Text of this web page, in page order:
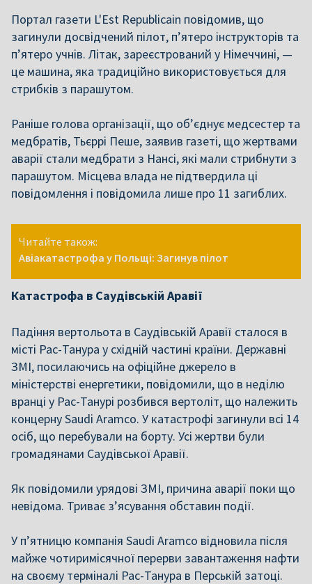
Портал газети L'Est Republicain повідомив, що
загинули досвідчений пілот, п’ятеро інструкторів та
п’ятеро учнів. Літак, зареєстрований у Німеччині, —
це машина, яка традиційно використовується для
стрибків з парашутом.
Раніше голова організації, що об’єднує медсестер та
медбратів, Тьєррі Пеше, заявив газеті, що жертвами
аварії стали медбрати з Нансі, які мали стрибнути з
парашутом. Місцева влада не підтвердила ці
повідомлення і повідомила лише про 11 загиблих.
Читайте також:
Авіакатастрофа у Польщі: Загинув пілот
Катастрофа в Саудівській Аравії
Падіння вертольота в Саудівській Аравії сталося в
місті Рас-Танура у східній частині країни. Державні
ЗМІ, посилаючись на офіційне джерело в
міністерстві енергетики, повідомили, що в неділю
вранці у Рас-Танурі розбився вертоліт, що належить
концерну Saudi Aramco. У катастрофі загинули всі 14
осіб, що перебували на борту. Усі жертви були
громадянами Саудівської Аравії.
Як повідомили урядові ЗМІ, причина аварії поки що
невідома. Триває з’ясування обставин події.
У п’ятницю компанія Saudi Aramco відновила після
майже чотиримісячної перерви завантаження нафти
на своєму терміналі Рас-Танура в Перській затоці.